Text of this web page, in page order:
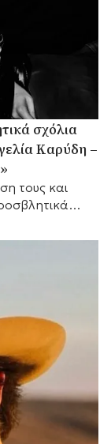
σχόλια
Καρύδη –
τους και